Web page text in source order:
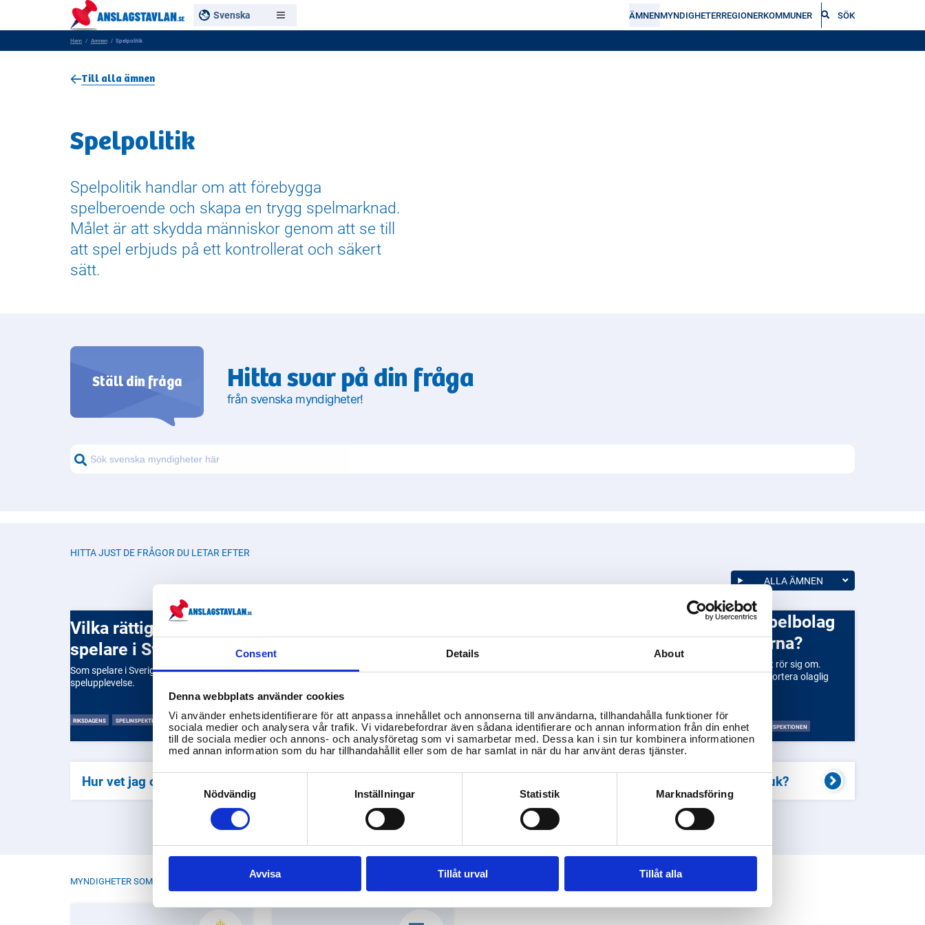
Consent Details About
Denna webbplats använder cookies
Vi använder enhetsidentifierare för att anpassa innehållet och annonserna till användarna, tillhandahålla funktioner för
sociala medier och analysera vår trafik. Vi vidarebefordrar även sådana identifierare och annan information från din enhet
till de sociala medier och annons- och analysföretag som vi samarbetar med. Dessa kan i sin tur kombinera informationen
med annan information som du har tillhandahållit eller som de har samlat in när du har använt deras tjänster.
Consent
Selection
Nödvändig Inställningar Statistik Marknadsföring
Avvisa Tillåt urval Tillåt alla
Svenska ÄMNENMYNDIGHETERREGIONERKOMMUNER SÖK
Hem Amnen Spelpolitik
Till alla ämnen
Spelpolitik
Spelpolitik handlar om att förebygga
spelberoende och skapa en trygg spelmarknad.
Målet är att skydda människor genom att se till
att spel erbjuds på ett kontrollerat och säkert
sätt.
Ställ din fråga Hitta svar på din fråga
från svenska myndigheter!
HITTA JUST DE FRÅGOR DU LETAR EFTER
ALLA ÄMNEN
Vilka rättigheter har jag som
spelare i Sverige?
Som spelare i Sverige har du rätt till en rättvis och säker
spelupplevelse.
RIKSDAGENS SPELINSPEKTIONEN
Var kan jag anmäla ett
Du kan anmäla ett spelbolag till Spelinspektionen.
SPELINSPEKTIONEN
som bryter mot reglerna?
Det beror på vilken typ av regelbrott det rör sig om.
Kontakta Spelinspektionen för att rapportera olaglig
MEDIEMYNDIGHETEN FOLKHÄLSOMYNDIGHETEN SPELINSPEKTIONEN
Hur vet jag om ett spelbolag har svensk licens? Vad gör jag om jag har problem med spelmissbruk?
MYNDIGHETER SOM JOBBAR MED SPELPOLITIK